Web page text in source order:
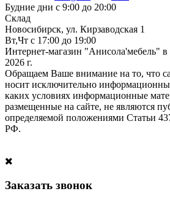
Будние дни с 9:00 до 20:00
Склад
Новосибирск, ул. Кирзаводская 1
Вт,Чт с 17:00 до 19:00
Интернет-магазин "Анисола'мебель"
2026 г.
Обращаем Ваше внимание на то, что
носит исключительно
каких условиях информационные
размещенные на сайте, не являются
определяемой положениями Статьи
РФ.
Заказать звонок